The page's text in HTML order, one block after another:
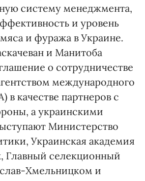
систему менеджмента,
и уровень
и фуража в Украине.
и Манитоба
о сотрудничестве
международного
в качестве партнеров с
а украинскими
Министерство
Украинская академия
Главный селекционный
Хмельницком и